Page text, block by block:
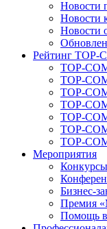
Новости
Новости
Новости
Рейтинг TOP-
TOP-
TOP-
TOP-
TOP-
TOP-
TOP-
TOP-
Мероприятия
Конкурсы
Бизнес-
Премия
Помощь в